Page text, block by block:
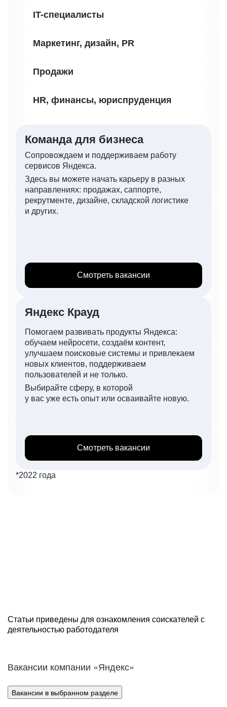
IT-специалисты
Маркетинг, дизайн, PR
Продажи
HR, финансы, юриспруденция
Команда для бизнеса
Сопровождаем и поддерживаем работу
сервисов Яндекса.
Здесь вы можете начать карьеру в разных
направлениях: продажах, саппорте,
рекрутменте, дизайне, складской логистике
и других.
Смотреть вакансии
Яндекс Крауд
Помогаем развивать продукты Яндекса:
обучаем нейросети, создаём контент,
улучшаем поисковые системы и привлекаем
новых клиентов, поддерживаем
пользователей и не только.
Выбирайте сферу, в которой
у вас уже есть опыт или осваивайте новую.
Смотреть вакансии
*2022 года
Статьи приведены для ознакомления соискателей с
деятельностью работодателя
Вакансии компании «Яндекс»
Вакансии в выбранном разделе